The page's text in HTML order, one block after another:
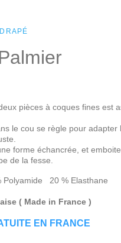
DRAPÉ
pièces à coques fines est
le cou se règle pour adapter
forme échancrée, et emboite
de la fesse.
Polyamide 20 % Elasthane
( Made in France )
EN FRANCE